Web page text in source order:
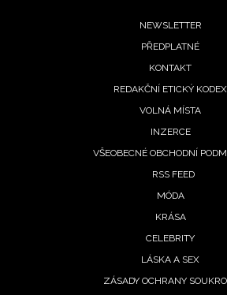
NEWSLETTER
PŘEDPLATNÉ
KONTAKT
REDAKČNÍ ETICKÝ KODEX
VOLNÁ MÍSTA
INZERCE
VŠEOBECNÉ OBCHODNÍ
RSS FEED
MÓDA
KRÁSA
CELEBRITY
LÁSKA A SEX
ZÁSADY OCHRANY